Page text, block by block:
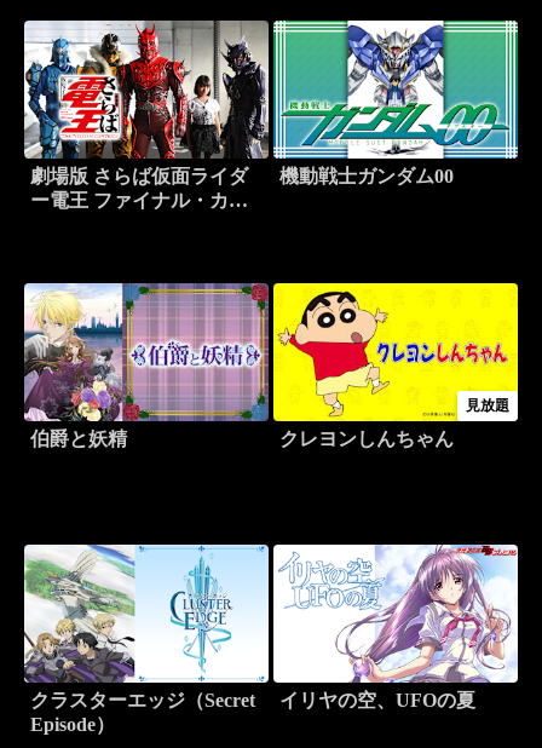
劇場版 さらば仮面ライダ
ー電王 ファイナル・カウ
機動戦士ガンダム00
伯爵と妖精
見放題
クレヨンしんちゃん
クラスターエッジ（Secret
Episode）
イリヤの空、UFOの夏